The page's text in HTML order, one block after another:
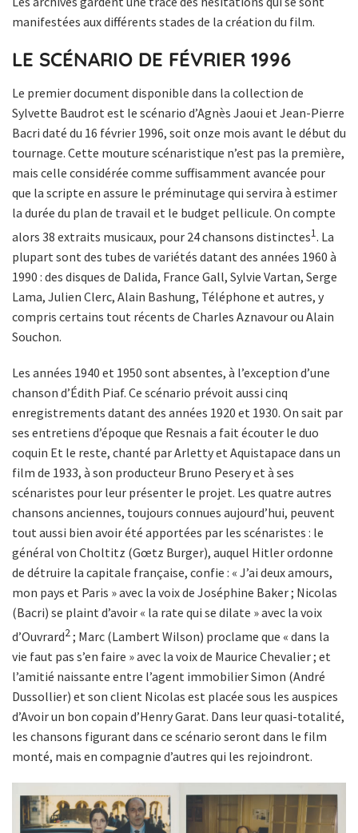
manifestées aux différents stades de la création du film.
LE SCÉNARIO DE FÉVRIER 1996
Le premier document disponible dans la collection de
Sylvette Baudrot est le scénario d’Agnès Jaoui et Jean-Pierre
Bacri daté du 16 février 1996, soit onze mois avant le début du
tournage. Cette mouture scénaristique n’est pas la première,
mais celle considérée comme suffisamment avancée pour
que la scripte en assure le préminutage qui servira à estimer
la durée du plan de travail et le budget pellicule. On compte
alors 38 extraits musicaux, pour 24 chansons distinctes1. La
plupart sont des tubes de variétés datant des années 1960 à
1990 : des disques de Dalida, France Gall, Sylvie Vartan, Serge
Lama, Julien Clerc, Alain Bashung, Téléphone et autres, y
compris certains tout récents de Charles Aznavour ou Alain
Souchon.
Les années 1940 et 1950 sont absentes, à l’exception d’une
chanson d’Édith Piaf. Ce scénario prévoit aussi cinq
enregistrements datant des années 1920 et 1930. On sait par
ses entretiens d’époque que Resnais a fait écouter le duo
coquin Et le reste, chanté par Arletty et Aquistapace dans un
film de 1933, à son producteur Bruno Pesery et à ses
scénaristes pour leur présenter le projet. Les quatre autres
chansons anciennes, toujours connues aujourd’hui, peuvent
tout aussi bien avoir été apportées par les scénaristes : le
général von Choltitz (Gœtz Burger), auquel Hitler ordonne
de détruire la capitale française, confie : « J’ai deux amours,
mon pays et Paris » avec la voix de Joséphine Baker ; Nicolas
(Bacri) se plaint d’avoir « la rate qui se dilate » avec la voix
d’Ouvrard2; Marc (Lambert Wilson) proclame que « dans la
vie faut pas s’en faire » avec la voix de Maurice Chevalier ; et
l’amitié naissante entre l’agent immobilier Simon (André
Dussollier) et son client Nicolas est placée sous les auspices
d’Avoir un bon copain d’Henry Garat. Dans leur quasi-totalité,
les chansons figurant dans ce scénario seront dans le film
monté, mais en compagnie d’autres qui les rejoindront.